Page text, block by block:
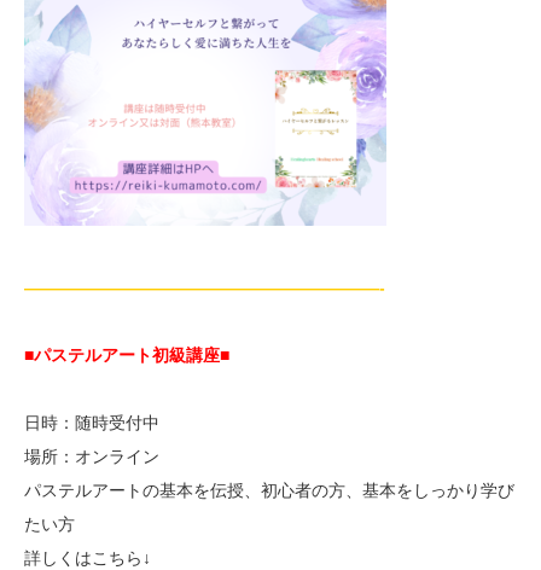
—————————————————————-
■パステルアート初級講座■
日時：随時受付中
場所：オンライン
パステルアートの基本を伝授、初心者の方、基本をしっかり学び
たい方
詳しくはこちら↓